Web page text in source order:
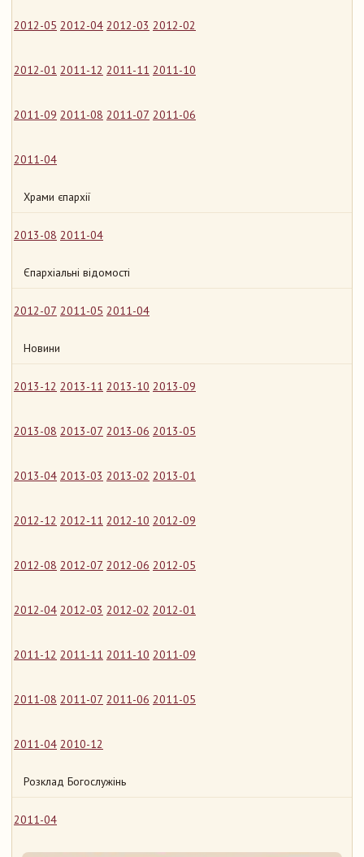
2012-05 2012-04 2012-03 2012-02
2012-01 2011-12 2011-11 2011-10
2011-09 2011-08 2011-07 2011-06
2011-04
Храми єпархії
2013-08 2011-04
Єпархіальні відомості
2012-07 2011-05 2011-04
Новини
2013-12 2013-11 2013-10 2013-09
2013-08 2013-07 2013-06 2013-05
2013-04 2013-03 2013-02 2013-01
2012-12 2012-11 2012-10 2012-09
2012-08 2012-07 2012-06 2012-05
2012-04 2012-03 2012-02 2012-01
2011-12 2011-11 2011-10 2011-09
2011-08 2011-07 2011-06 2011-05
2011-04 2010-12
Розклад Богослужінь
2011-04